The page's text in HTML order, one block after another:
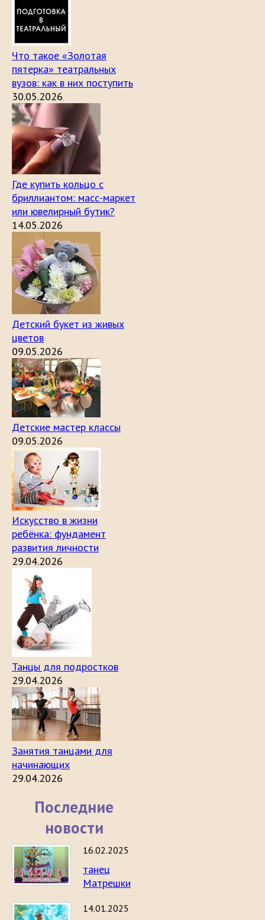
Что такое «Золотая
пятерка» театральных
вузов: как в них поступить
30.05.2026
Где купить кольцо с
бриллиантом: масс-маркет
или ювелирный бутик?
14.05.2026
Детский букет из живых
цветов
09.05.2026
Детские мастер классы
09.05.2026
Искусство в жизни
ребёнка: фундамент
развития личности
29.04.2026
Танцы для подростков
29.04.2026
Занятия танцами для
начинающих
29.04.2026
Последние
новости
16.02.2025
танец
Матрешки
14.01.2025